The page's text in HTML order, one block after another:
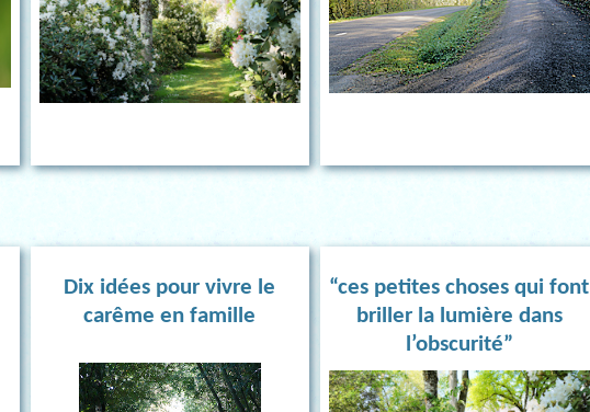
Dix idées pour vivre le
carême en famille
“ces petites choses qui font
briller la lumière dans
l’obscurité”